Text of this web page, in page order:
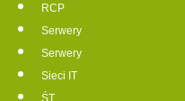
RCP
Serwery
Serwery
Sieci IT
ŚT